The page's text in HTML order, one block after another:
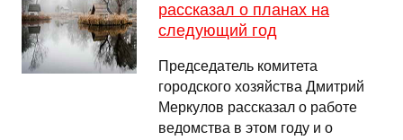
рассказал о планах на
следующий год
Председатель комитета
городского хозяйства Дмитрий
Меркулов рассказал о работе
ведомства в этом году и о